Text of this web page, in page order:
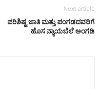
Next article
ಪರಿಶಿಷ್ಟ ಜಾತಿ ಮತ್ತು ಪಂಗಡದವರಿಗೆ
ಹೊಸ ನ್ಯಾಯಬೆಲೆ ಅಂಗಡಿ